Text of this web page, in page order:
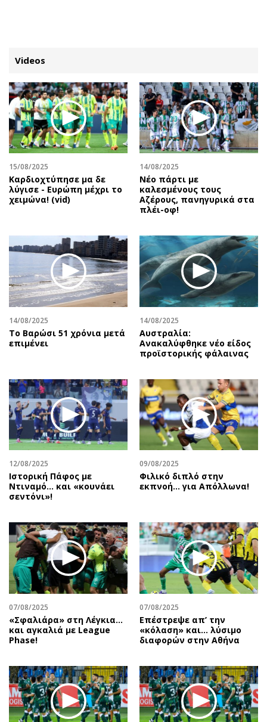
ΚΑΤΗΓΟΡΙΕΣ ΣΥΝΔΕΣΗ
Κύπρος
Παιδεία
Υγεία
Πολιτική
Βουλευτικές 2026
Δημοσκοπήσεις
Διπλωματία
Αθλητισμός
Κύπρος
Διεθνή
Κληρώσεις Allwyn
Οικονομία
Real Estate
Επιχειρήσεις
Αγορές
Money Review
AstroBank Properties
Trends
Ενέργεια
Ναυτιλία
Περιβάλλον
Ελλάδα
Κόσμος
Παράξενα
Πολιτισμός
Σινεμά
Θέατρο-Χορός
Εικαστικά
Βιβλίο
Χειρόγραφα
Απόψεις
Αρθρογραφία
The Hill
Υγεία
Αγγελίες
Ενοικιάζονται
Ζητούν εργασία
Θέσεις εργασίας
Geek
Νέα
Social
Αυτοκίνηση
Πολιτική
Οικονομία
Γενικά
Αναδρομές
Πρόσωπα
Περιβάλλον
Good Life
Showbiz
Ταξίδια
Συνταγές
Έξοδος
Media
Εκπομπές
Wine routes
Podcasts
Προσφορές
Προσωπικότητες στην ''Κ''
Επιστολές
Videos
15/08/2025
Καρδιοχτύπησε μα δε
λύγισε - Ευρώπη μέχρι το
χειμώνα! (vid)
14/08/2025
Νέο πάρτι με
καλεσμένους τους
Αζέρους, πανηγυρικά στα
πλέι-οφ!
14/08/2025
Το Βαρώσι 51 χρόνια μετά
επιμένει
14/08/2025
Αυστραλία:
Ανακαλύφθηκε νέο είδος
προϊστορικής φάλαινας
12/08/2025
Ιστορική Πάφος με
Ντιναμό… και «κουνάει
σεντόνι»!
09/08/2025
Φιλικό διπλό στην
εκπνοή… για Απόλλωνα!
07/08/2025
«Σφαλιάρα» στη Λέγκια…
και αγκαλιά με League
Phase!
07/08/2025
Επέστρεψε απ’ την
«κόλαση» και… λύσιμο
διαφορών στην Αθήνα